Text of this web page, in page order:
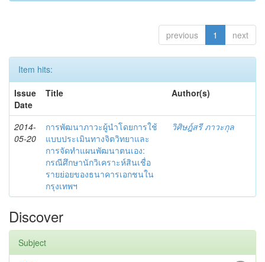
previous 1 next
Item hits:
Issue
Date
Title Author(s)
2014-
05-20
การพัฒนาภาวะผู้นำโดยการใช้
แบบประเมินทางจิตวิทยาและ
การจัดทำแผนพัฒนาตนเอง:
กรณีศึกษานักวิเคราะห์สินเชื่อ
รายย่อยของธนาคารเอกชนใน
กรุงเทพฯ
วิศิษฎ์สรี ภาวะกุล
Discover
Subject